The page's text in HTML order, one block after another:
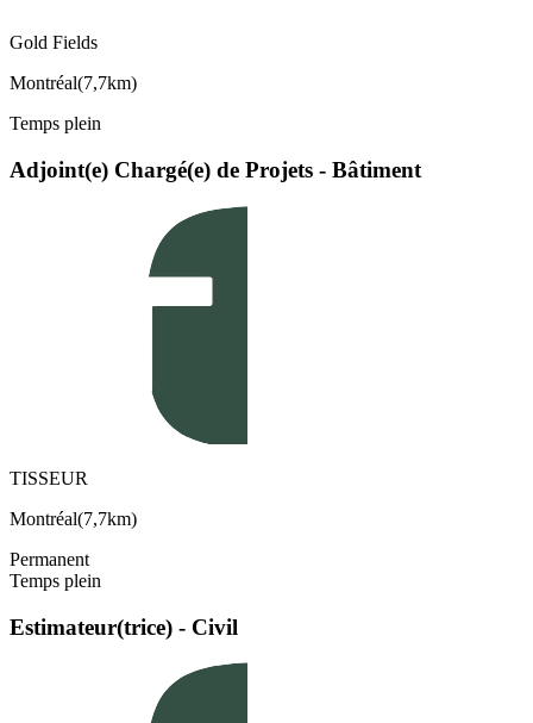
Gold Fields
Montréal(7,7km)
Temps plein
Adjoint(e) Chargé(e) de Projets - Bâtiment
TISSEUR
Montréal(7,7km)
Permanent
Temps plein
Estimateur(trice) - Civil